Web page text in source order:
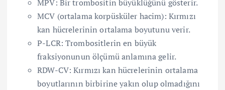
MPV: Bir trombositin büyüklüğünü gösterir.
MCV (ortalama korpüsküler hacim): Kırmızı
kan hücrelerinin ortalama boyutunu verir.
P-LCR: Trombositlerin en büyük
fraksiyonunun ölçümü anlamına gelir.
RDW-CV: Kırmızı kan hücrelerinin ortalama
boyutlarının birbirine yakın olup olmadığını